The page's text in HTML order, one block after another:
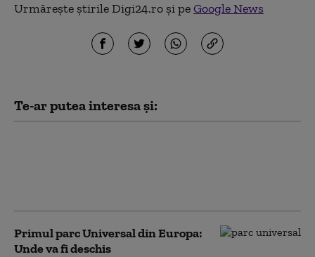
Urmărește știrile Digi24.ro și peGoogle News
Te-ar putea interesa și:
Primul parc Universal din Europa:
Unde va fi deschis